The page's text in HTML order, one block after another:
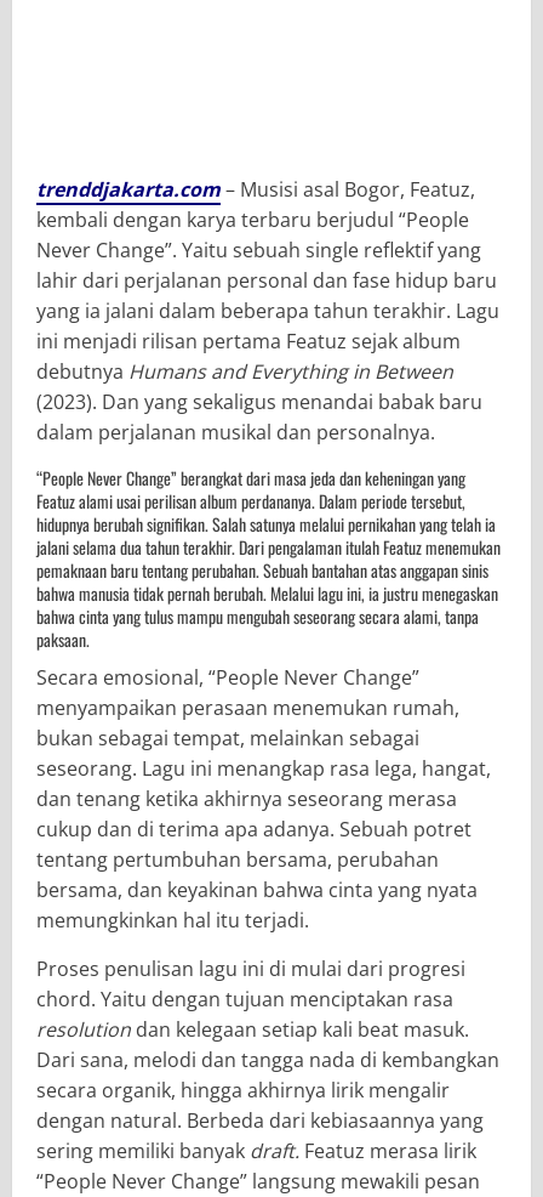
trenddjakarta.com– Musisi asal Bogor, Featuz,
kembali dengan karya terbaru berjudul “People
Never Change”. Yaitu sebuah single reflektif yang
lahir dari perjalanan personal dan fase hidup baru
yang ia jalani dalam beberapa tahun terakhir. Lagu
ini menjadi rilisan pertama Featuz sejak album
debutnya Humans and Everything in Between
(2023). Dan yang sekaligus menandai babak baru
dalam perjalanan musikal dan personalnya.
“People Never Change” berangkat dari masa jeda dan keheningan yang
Featuz alami usai perilisan album perdananya. Dalam periode tersebut,
hidupnya berubah signifikan. Salah satunya melalui pernikahan yang telah ia
jalani selama dua tahun terakhir. Dari pengalaman itulah Featuz menemukan
pemaknaan baru tentang perubahan. Sebuah bantahan atas anggapan sinis
bahwa manusia tidak pernah berubah. Melalui lagu ini, ia justru menegaskan
bahwa cinta yang tulus mampu mengubah seseorang secara alami, tanpa
paksaan.
Secara emosional, “People Never Change”
menyampaikan perasaan menemukan rumah,
bukan sebagai tempat, melainkan sebagai
seseorang. Lagu ini menangkap rasa lega, hangat,
dan tenang ketika akhirnya seseorang merasa
cukup dan di terima apa adanya. Sebuah potret
tentang pertumbuhan bersama, perubahan
bersama, dan keyakinan bahwa cinta yang nyata
memungkinkan hal itu terjadi.
Proses penulisan lagu ini di mulai dari progresi
chord. Yaitu dengan tujuan menciptakan rasa
resolution dan kelegaan setiap kali beat masuk.
Dari sana, melodi dan tangga nada di kembangkan
secara organik, hingga akhirnya lirik mengalir
dengan natural. Berbeda dari kebiasaannya yang
sering memiliki banyak draft. Featuz merasa lirik
“People Never Change” langsung mewakili pesan